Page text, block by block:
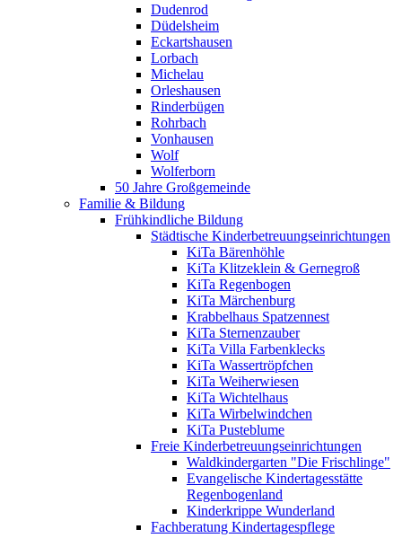
Dudenrod
Düdelsheim
Eckartshausen
Lorbach
Michelau
Orleshausen
Rinderbügen
Rohrbach
Vonhausen
Wolf
Wolferborn
50 Jahre Großgemeinde
Familie & Bildung
Frühkindliche Bildung
Städtische Kinderbetreuungseinrichtungen
KiTa Bärenhöhle
KiTa Klitzeklein & Gernegroß
KiTa Regenbogen
KiTa Märchenburg
Krabbelhaus Spatzennest
KiTa Sternenzauber
KiTa Villa Farbenklecks
KiTa Wassertröpfchen
KiTa Weiherwiesen
KiTa Wichtelhaus
KiTa Wirbelwindchen
KiTa Pusteblume
Freie Kinderbetreuungseinrichtungen
Waldkindergarten "Die Frischlinge"
Evangelische Kindertagesstätte
Regenbogenland
Kinderkrippe Wunderland
Fachberatung Kindertagespflege